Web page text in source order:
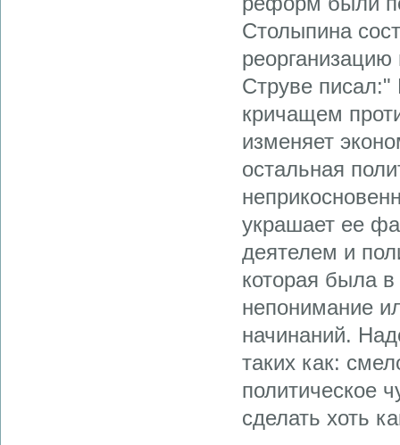
Столыпина
Струве писал:"
кричащем
изменяет
остальная
украшает ее
деятелем и
которая была
непонимание
начинаний.
таких как:
политическое
сделать хоть